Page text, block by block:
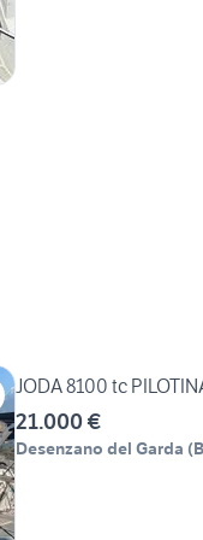
JODA 8100 tc
21.000 €
Desenzano del Garda (